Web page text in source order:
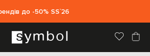
до -50% SS`26